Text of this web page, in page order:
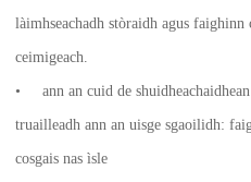
làimhseachadh stòraidh agus faighinn
ceimigeach.
• ann an cuid de shuidheachaidhean
truailleadh ann an uisge sgaoilidh:
cosgais nas ìsle